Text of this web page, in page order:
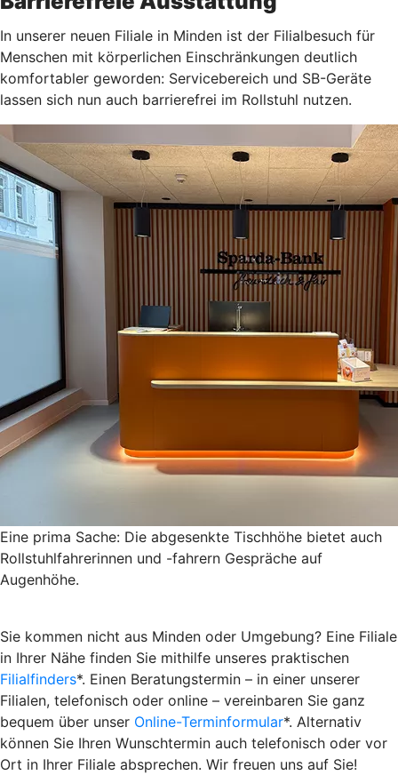
In unserer neuen Filiale in Minden ist der Filialbesuch für
Menschen mit körperlichen Einschränkungen deutlich
komfortabler geworden: Servicebereich und SB-Geräte
lassen sich nun auch barrierefrei im Rollstuhl nutzen.
Eine prima Sache: Die abgesenkte Tischhöhe bietet auch
Rollstuhlfahrerinnen und -fahrern Gespräche auf
Augenhöhe.
Sie kommen nicht aus Minden oder Umgebung? Eine Filiale
in Ihrer Nähe finden Sie mithilfe unseres praktischen
Filialfinders*. Einen Beratungstermin – in einer unserer
Filialen, telefonisch oder online – vereinbaren Sie ganz
bequem über unser Online-Terminformular*. Alternativ
können Sie Ihren Wunschtermin auch telefonisch oder vor
Ort in Ihrer Filiale absprechen. Wir freuen uns auf Sie!